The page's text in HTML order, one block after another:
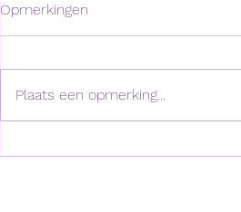
Opmerkingen
Plaats een opmerking...